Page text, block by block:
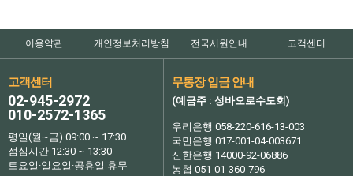
이용약관 개인정보처리방침 전국서원안내 고객센터
고객센터
02-945-2972
010-2572-1365
평일(월~금) 09:00 ~ 17:30
점심시간 12:30 ~ 13:30
토요일·일요일·공휴일 휴무
무통장 입금 안내
(예금주 : 성바오로수도회)
우리은행 058-220-616-13-003
국민은행 017-001-04-003671
신한은행 14000-92-06886
농협 051-01-360-796